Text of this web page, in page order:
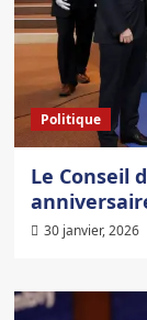
Politique
Le Conseil
30 janvier, 2026